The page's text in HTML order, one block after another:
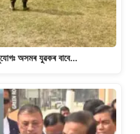
অসমৰ যুৱকৰ বাবে…